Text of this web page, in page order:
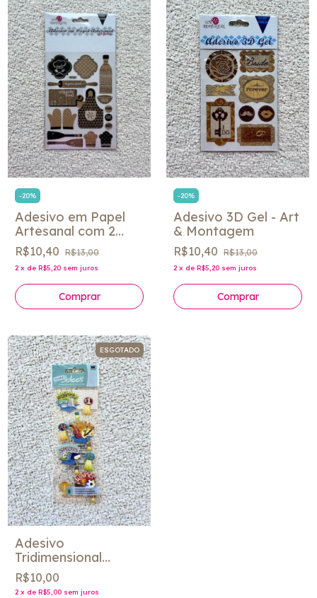
-20%
Adesivo em Papel
Artesanal com 2
folhas - Art &
Montagem
R$10,40 R$13,00
2 x de R$5,20 sem juros
-20%
Adesivo 3D Gel - Art
& Montagem
R$10,40 R$13,00
2 x de R$5,20 sem juros
ESGOTADO
Adesivo
Tridimensional
"Super Grad" - Jolee
´s
R$10,00
2 x de R$5,00 sem juros